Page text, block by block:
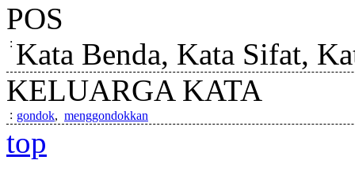
POS
: Kata Benda, Kata Sifat,
KELUARGA KATA
: gondok, menggondokkan
top